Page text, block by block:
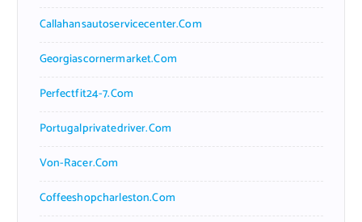
Callahansautoservicecenter.com
Georgiascornermarket.com
Perfectfit24-7.com
Portugalprivatedriver.com
Von-Racer.com
Coffeeshopcharleston.com